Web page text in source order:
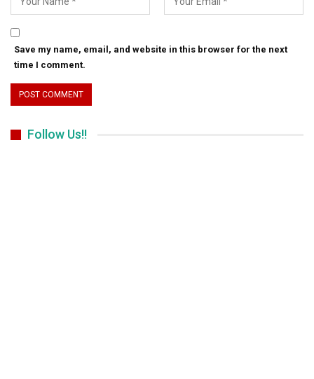
Save my name, email, and website in this browser for the next
time I comment.
Follow Us!!